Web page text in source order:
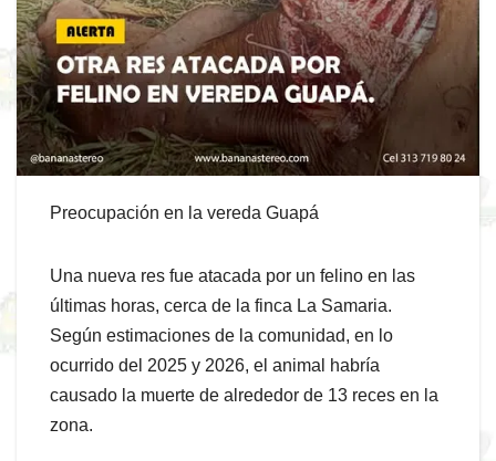
Preocupación en la vereda Guapá
Una nueva res fue atacada por un felino en las
últimas horas, cerca de la finca La Samaria.
Según estimaciones de la comunidad, en lo
ocurrido del 2025 y 2026, el animal habría
causado la muerte de alrededor de 13 reces en la
zona.